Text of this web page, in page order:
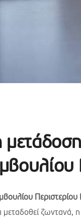
Περιστερίου
μεταδοθεί